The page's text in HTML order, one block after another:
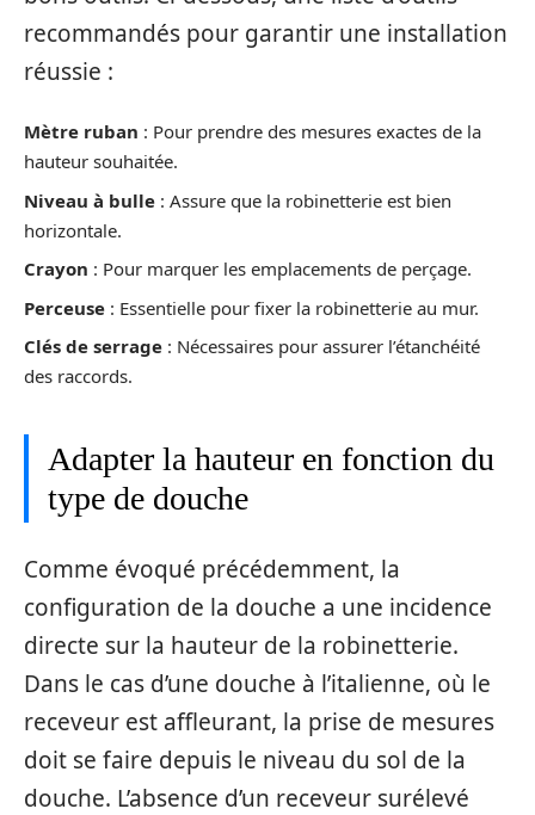
recommandés pour garantir une installation
réussie :
Mètre ruban : Pour prendre des mesures exactes de la
hauteur souhaitée.
Niveau à bulle : Assure que la robinetterie est bien
horizontale.
Crayon : Pour marquer les emplacements de perçage.
Perceuse : Essentielle pour fixer la robinetterie au mur.
Clés de serrage : Nécessaires pour assurer l’étanchéité
des raccords.
Adapter la hauteur en fonction du
type de douche
Comme évoqué précédemment, la
configuration de la douche a une incidence
directe sur la hauteur de la robinetterie.
Dans le cas d’une douche à l’italienne, où le
receveur est affleurant, la prise de mesures
doit se faire depuis le niveau du sol de la
douche. L’absence d’un receveur surélevé